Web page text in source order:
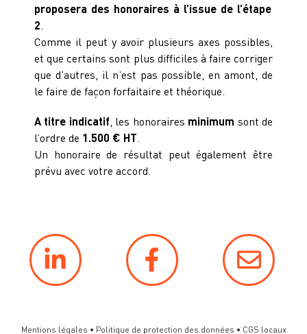
proposera des honoraires à l’issue de l’étape
2
Comme il peut y avoir plusieurs axes possibles,
et que certains sont plus difficiles à faire corriger
que d’autres, il n’est pas possible, en amont, de
le faire de façon forfaitaire et théorique.
A titre indicatif , les honoraires minimum sont de
l’ordre de 1.500 € HT
Un honoraire de résultat peut également être
prévu avec votre accord.
Mentions légales • Politique de protection des données • CGS locaux